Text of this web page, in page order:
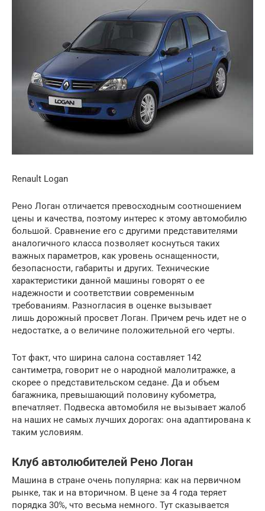
Renault Logan
Рено Логан отличается превосходным соотношением
цены и качества, поэтому интерес к этому автомобилю
большой. Сравнение его с другими представителями
аналогичного класса позволяет коснуться таких
важных параметров, как уровень оснащенности,
безопасности, габариты и других. Технические
характеристики данной машины говорят о ее
надежности и соответствии современным
требованиям. Разногласия в оценке вызывает
лишь дорожный просвет Логан. Причем речь идет не о
недостатке, а о величине положительной его черты.
Тот факт, что ширина салона составляет 142
сантиметра, говорит не о народной малолитражке, а
скорее о представительском седане. Да и объем
багажника, превышающий половину кубометра,
впечатляет. Подвеска автомобиля не вызывает жалоб
на наших не самых лучших дорогах: она адаптирована к
таким условиям.
Клуб автолюбителей Рено Логан
Машина в стране очень популярна: как на первичном
рынке, так и на вторичном. В цене за 4 года теряет
порядка 30%, что весьма немного. Тут сказывается